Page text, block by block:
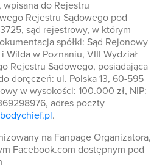
do Rejestru
Rejestru Sądowego pod
sąd rejestrowy, w którym
spółki: Sąd Rejonowy
Wilda w Poznaniu, VIII Wydział
Rejestru Sądowego, posiadająca
doręczeń: ul. Polska 13, 60-595
w wysokości: 100.000 zł, NIP:
adres poczty
.
na Fanpage Organizatora,
Facebook.com dostępnym pod